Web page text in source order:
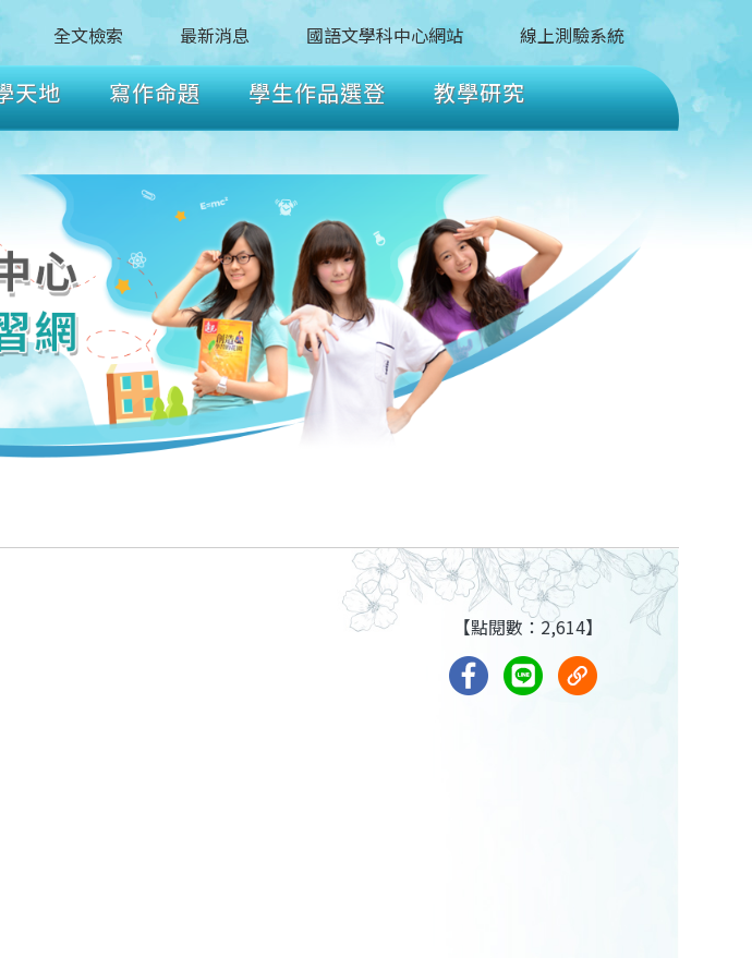
全文檢索 最新消息 國語文學科中心網站 線上測驗系統
天地 寫作命題 學生作品選登
教學研究
【點閱數：2,614】